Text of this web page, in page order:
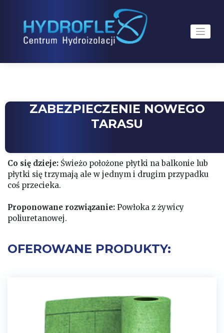
ZABEZPIECZENIE NOWEGO
TARASU
Co się dzieje: Świeżo położone płytki na balkonie lub
płytki się trzymają ale w jednym i drugim przypadku
coś przecieka.
Proponowane rozwiązanie: Powłoka z żywicy
poliuretanowej.
OFEROWANE PRODUKTY: